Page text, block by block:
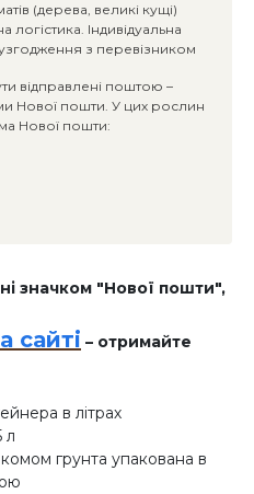
(дерева, великі кущі)
логістика. Індивідуальна
з перевізником
відправлені поштою –
Нової пошти. У цих рослин
Нової пошти:
значком "Нової пошти",
сайті – отримайте
в літрах
л
грунта упакована в